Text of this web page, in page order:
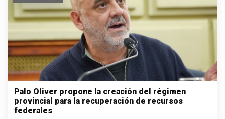
Palo Oliver propone la creación del régimen
provincial para la recuperación de recursos
federales